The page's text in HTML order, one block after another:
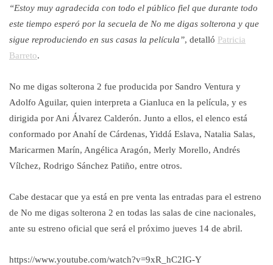
“Estoy muy agradecida con todo el público fiel que durante todo
este tiempo esperó por la secuela de No me digas solterona y que
sigue reproduciendo en sus casas la película”, detalló Patricia
Barreto.
No me digas solterona 2 fue producida por Sandro Ventura y
Adolfo Aguilar, quien interpreta a Gianluca en la película, y es
dirigida por Ani Álvarez Calderón. Junto a ellos, el elenco está
conformado por Anahí de Cárdenas, Yiddá Eslava, Natalia Salas,
Maricarmen Marín, Angélica Aragón, Merly Morello, Andrés
Vílchez, Rodrigo Sánchez Patiño, entre otros.
Cabe destacar que ya está en pre venta las entradas para el estreno
de No me digas solterona 2 en todas las salas de cine nacionales,
ante su estreno oficial que será el próximo jueves 14 de abril.
https://www.youtube.com/watch?v=9xR_hC2IG-Y